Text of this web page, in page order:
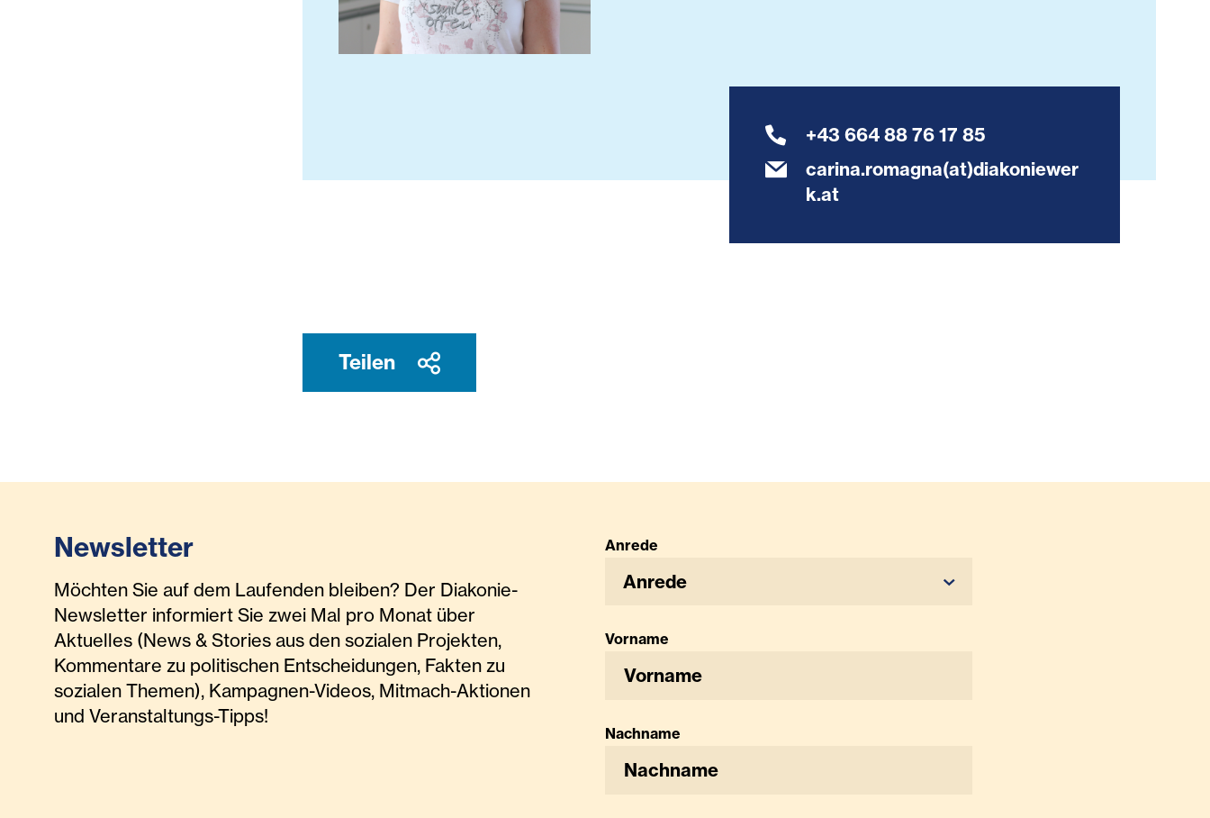
+43 664 88 76 17 85
carina.romagna(at)diakoniewer
k.at
Teilen
Newsletter
Möchten Sie auf dem Laufenden bleiben? Der Diakonie-
Newsletter informiert Sie zwei Mal pro Monat über
Aktuelles (News & Stories aus den sozialen Projekten,
Kommentare zu politischen Entscheidungen, Fakten zu
sozialen Themen), Kampagnen-Videos, Mitmach-Aktionen
und Veranstaltungs-Tipps!
Anrede
Anrede
Vorname
Nachname